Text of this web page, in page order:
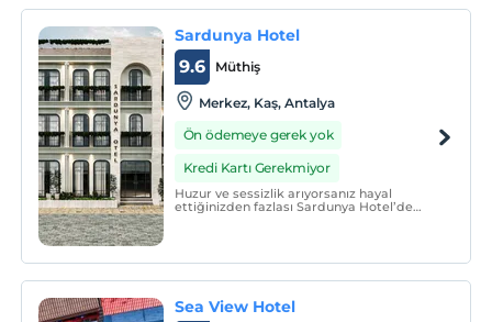
Sardunya Hotel
Müthiş
9.6
Merkez, Kaş, Antalya
Ön ödemeye gerek yok
Kredi Kartı Gerekmiyor
Huzur ve sessizlik arıyorsanız hayal
ettiğinizden fazlası Sardunya Hotel’de
Sea View Hotel